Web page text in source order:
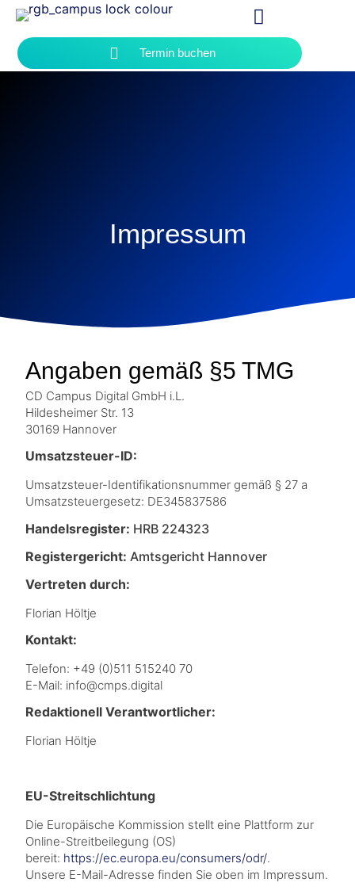
Termin buchen
Impressum
Angaben gemäß §5 TMG
CD Campus Digital GmbH i.L.
Hildesheimer Str. 13
30169 Hannover
Umsatzsteuer-ID:
Umsatzsteuer-Identifikationsnummer gemäß § 27 a
Umsatzsteuergesetz: DE345837586
Handelsregister: HRB 224323
Registergericht: Amtsgericht Hannover
Vertreten durch:
Florian Höltje
Kontakt:
Telefon: +49 (0)511 515240 70
E-Mail: info@cmps.digital
Redaktionell Verantwortlicher:
Florian Höltje
EU-Streitschlichtung
Die Europäische Kommission stellt eine Plattform zur
Online-Streitbeilegung (OS)
bereit: https://ec.europa.eu/consumers/odr/.
Unsere E-Mail-Adresse finden Sie oben im Impressum.